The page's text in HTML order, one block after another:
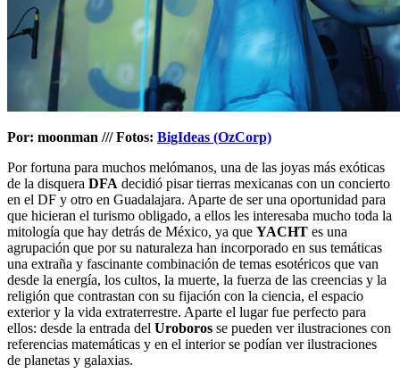
Por: moonman /// Fotos: BigIdeas (OzCorp)
Por fortuna para muchos melómanos, una de las joyas más exóticas
de la disquera DFA decidió pisar tierras mexicanas con un concierto
en el DF y otro en Guadalajara. Aparte de ser una oportunidad para
que hicieran el turismo obligado, a ellos les interesaba mucho toda la
mitología que hay detrás de México, ya que YACHT es una
agrupación que por su naturaleza han incorporado en sus temáticas
una extraña y fascinante combinación de temas esotéricos que van
desde la energía, los cultos, la muerte, la fuerza de las creencias y la
religión que contrastan con su fijación con la ciencia, el espacio
exterior y la vida extraterrestre. Aparte el lugar fue perfecto para
ellos: desde la entrada del Uroboros se pueden ver ilustraciones con
referencias matemáticas y en el interior se podían ver ilustraciones
de planetas y galaxias.